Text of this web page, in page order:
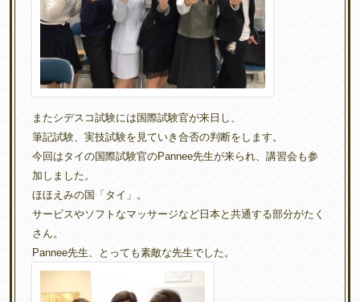
またシデスコ試験には国際試験官が来日し、
筆記試験、実技試験を見ていき合否の判断をします。
今回はタイの国際試験官のPannee先生が来られ、講習会も参
加しました。
ほほえみの国「タイ」。
サービスやソフトなマッサージなど日本と共通する部分がたく
さん。
Pannee先生、とっても素敵な先生でした。